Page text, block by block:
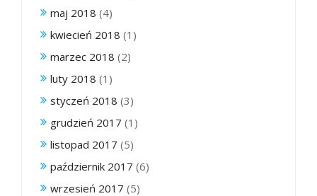
maj 2018 (4)
kwiecień 2018 (1)
marzec 2018 (2)
luty 2018 (1)
styczeń 2018 (3)
grudzień 2017 (1)
listopad 2017 (5)
październik 2017 (6)
wrzesień 2017 (5)